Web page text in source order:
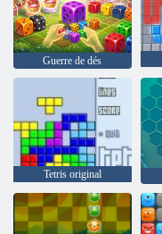
Guerre de dés
Tetris original